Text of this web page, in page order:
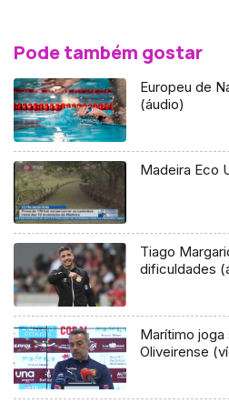
Pode também gostar
Europeu de
(áudio)
Madeira Eco
Tiago
dificuldades
Marítimo
Oliveirense